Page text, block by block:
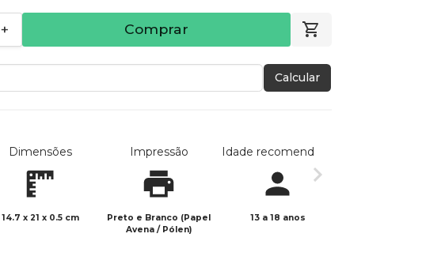
+ Comprar
Calcular
Dimensões
14.7 x 21 x 0.5 cm
Impressão
Preto e Branco (Papel
Avena / Pólen)
Idade recomendada
13 a 18 anos